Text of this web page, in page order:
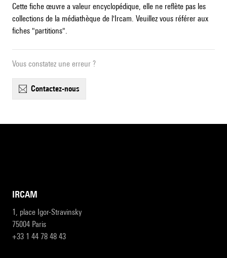
Cette fiche œuvre a valeur encyclopédique, elle ne reflète pas les
collections de la médiathèque de l'Ircam. Veuillez vous référer aux
fiches "partitions".
Vous constatez une erreur ?
contactez-nous
IRCAM
1, place Igor-Stravinsky
75004 Paris
+33 1 44 78 48 43